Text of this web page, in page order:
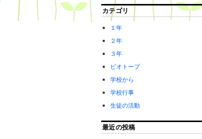
カテゴリ
１年
２年
３年
ビオトープ
学校から
学校行事
生徒の活動
最近の投稿